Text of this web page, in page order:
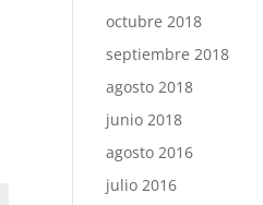
octubre 2018
septiembre 2018
agosto 2018
junio 2018
agosto 2016
julio 2016